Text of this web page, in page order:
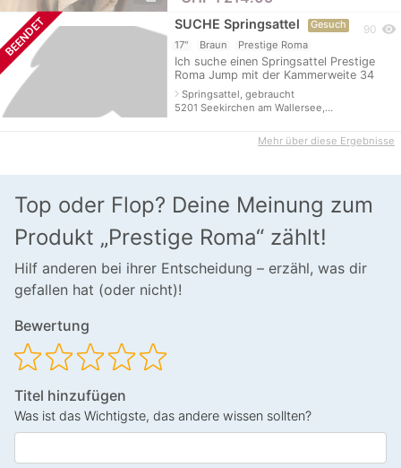
BEENDET SUCHE Springsattel
Gesuch
17"
Braun Prestige Roma
Ich suche einen Springsattel Prestige
Roma Jump mit der Kammerweite 34
oder 35. Am besten in braun, das ist
aber zweitrangig.
navigate_nextSpringsattel, gebraucht
5201 Seekirchen am Wallersee,…
90 visibility
Mehr über diese Ergebnisse
Top oder Flop? Deine Meinung zum
Produkt „Prestige Roma“ zählt!
Hilf anderen bei ihrer Entscheidung – erzähl, was dir
gefallen hat (oder nicht)!
Bewertung
Titel hinzufügen
Was ist das Wichtigste, das andere wissen sollten?